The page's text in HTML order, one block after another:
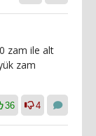
zam ile alt
zam
36 4